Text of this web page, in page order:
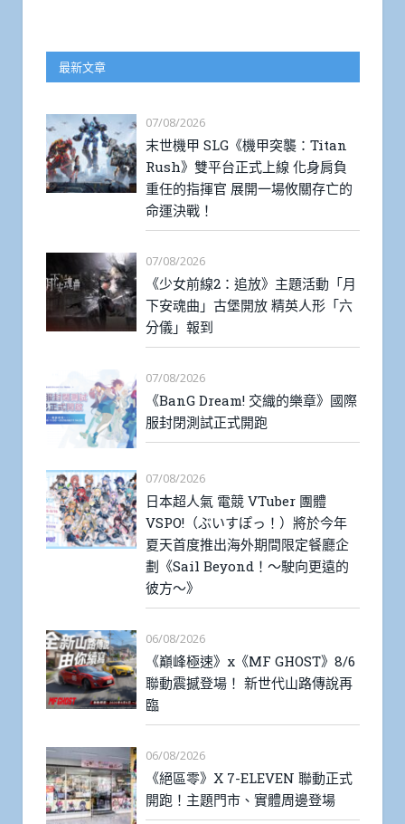
最新文章
07/08/2026
末世機甲 SLG《機甲突襲：Titan
Rush》雙平台正式上線 化身肩負
重任的指揮官 展開一場攸關存亡的
命運決戰！
07/08/2026
《少女前線2：追放》主題活動「月
下安魂曲」古堡開放 精英人形「六
分儀」報到
07/08/2026
《BanG Dream! 交織的樂章》國際
服封閉測試正式開跑
07/08/2026
日本超人氣 電競 VTuber 團體
VSPO!（ぶいすぽっ！）將於今年
夏天首度推出海外期間限定餐廳企
劃《Sail Beyond！～駛向更遠的
彼方～》
06/08/2026
《巔峰極速》x《MF GHOST》8/6
聯動震撼登場！ 新世代山路傳說再
臨
06/08/2026
《絕區零》X 7-ELEVEN 聯動正式
開跑！主題門市、實體周邊登場